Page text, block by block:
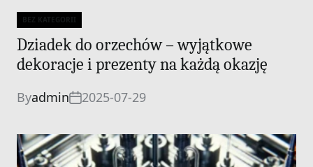
Categories
BEZ KATEGORII
Dziadek do orzechów – wyjątkowe
dekoracje i prezenty na każdą okazję
Byadmin 2025-07-29